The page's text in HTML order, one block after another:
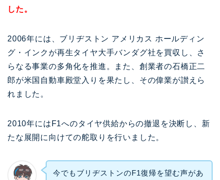
した。
2006年には、ブリヂストン アメリカス ホールディン
グ・インクが再生タイヤ大手バンダグ社を買収し、さ
らなる事業の多角化を推進。また、創業者の石橋正二
郎が米国自動車殿堂入りを果たし、その偉業が讃えら
れました。
2010年にはF1へのタイヤ供給からの撤退を決断し、新
たな展開に向けての舵取りを行いました。
今でもブリヂストンのF1復帰を望む声があ